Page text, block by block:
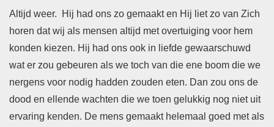
Altijd weer. Hij had ons zo gemaakt en Hij liet zo van Zich
horen dat wij als mensen altijd met overtuiging voor hem
konden kiezen. Hij had ons ook in liefde gewaarschuwd
wat er zou gebeuren als we toch van die ene boom die we
nergens voor nodig hadden zouden eten. Dan zou ons de
dood en ellende wachten die we toen gelukkig nog niet uit
ervaring kenden. De mens gemaakt helemaal goed met als